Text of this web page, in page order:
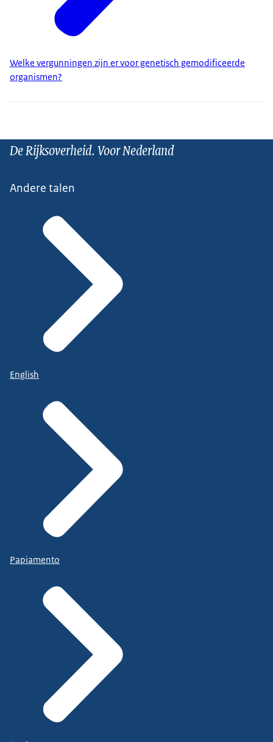
Welke vergunningen zijn er voor genetisch gemodificeerde
organismen?
De Rijksoverheid. Voor Nederland
Andere talen
English
Papiamento